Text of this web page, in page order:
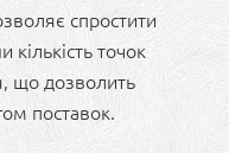
спростити
точок
що дозволить
поставок.